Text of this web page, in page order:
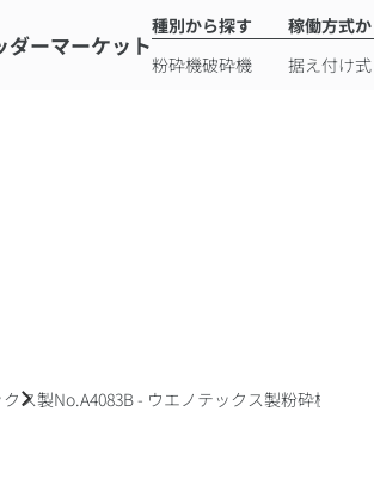
ダーマーケット
種別から探す
粉砕機破砕機
稼働方式
据え付け式
ス製No.A4083B - ウエノテックス製粉砕機